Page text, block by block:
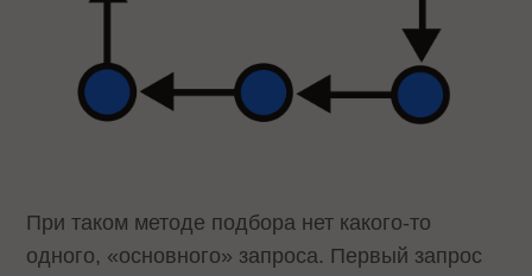
При таком методе подбора нет какого-то
одного, «основного» запроса. Первый запрос